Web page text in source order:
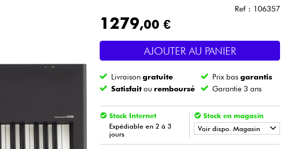
Nederland
Sono
Vents
Câbles & Access.
Ref : 106357
1279,00 €
AJOUTER AU PANIER
Livraisongratuite Prix bas garantis
Satisfaitou remboursé Garantie 3 ans
Stock Internet
Expédiable en 2 à 3
jours
Stock en magasin
Voir dispo. Magasin